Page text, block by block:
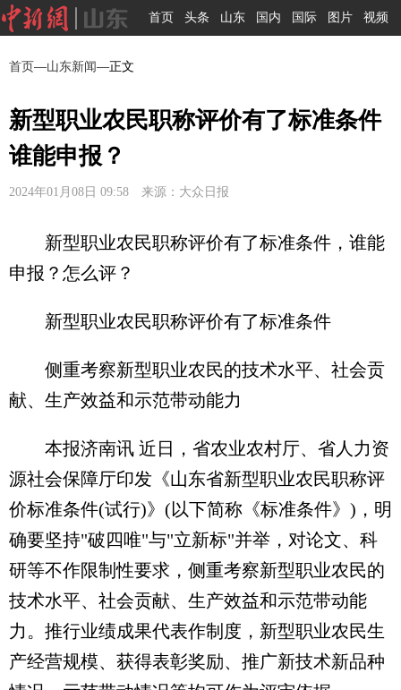
首页 头条 山东 国内 国际 图片 视频
首页—山东新闻—正文
新型职业农民职称评价有了标准条件
谁能申报？
2024年01月08日 09:58 来源：大众日报
新型职业农民职称评价有了标准条件，谁能
申报？怎么评？
新型职业农民职称评价有了标准条件
侧重考察新型职业农民的技术水平、社会贡
献、生产效益和示范带动能力
本报济南讯 近日，省农业农村厅、省人力资
源社会保障厅印发《山东省新型职业农民职称评
价标准条件(试行)》(以下简称《标准条件》)，明
确要坚持"破四唯"与"立新标"并举，对论文、科
研等不作限制性要求，侧重考察新型职业农民的
技术水平、社会贡献、生产效益和示范带动能
力。推行业绩成果代表作制度，新型职业农民生
产经营规模、获得表彰奖励、推广新技术新品种